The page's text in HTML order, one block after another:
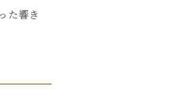
た響き